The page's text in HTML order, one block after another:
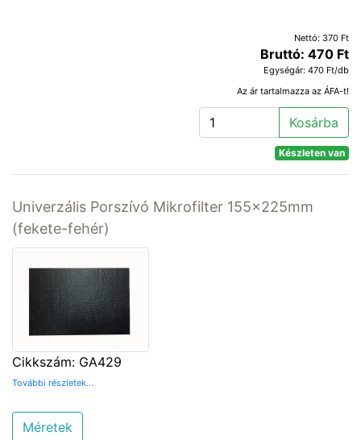
Nettó: 370 Ft
Bruttó: 470 Ft
Egységár: 470 Ft/db
Az ár tartalmazza az ÁFA-t!
Kosárba
Készleten van
Univerzális Porszívó Mikrofilter 155x225mm
(fekete-fehér)
Cikkszám: GA429
További részletek...
Méretek